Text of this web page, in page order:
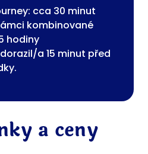
cca 30 minut
kombinované
hodiny
a 15 minut před
a ceny